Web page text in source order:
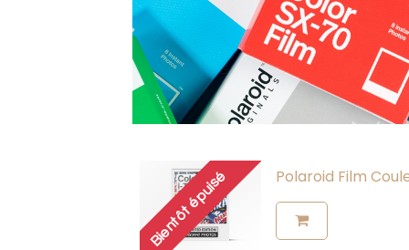
Bientôt épuisé Polaroid Film